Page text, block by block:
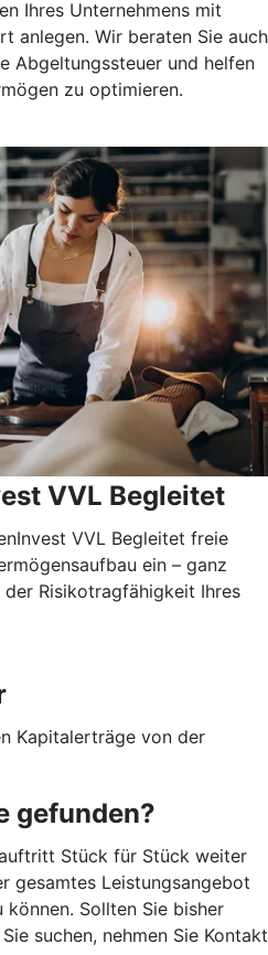
Ihres Unternehmens mit
anlegen. Wir beraten Sie auch
Abgeltungssteuer und helfen
zu optimieren.
VVL Begleitet
VVL Begleitet freie
ein – ganz
Risikotragfähigkeit Ihres
Kapitalerträge von der
gefunden?
Stück für Stück weiter
gesamtes Leistungsangebot
Sollten Sie bisher
suchen, nehmen Sie Kontakt